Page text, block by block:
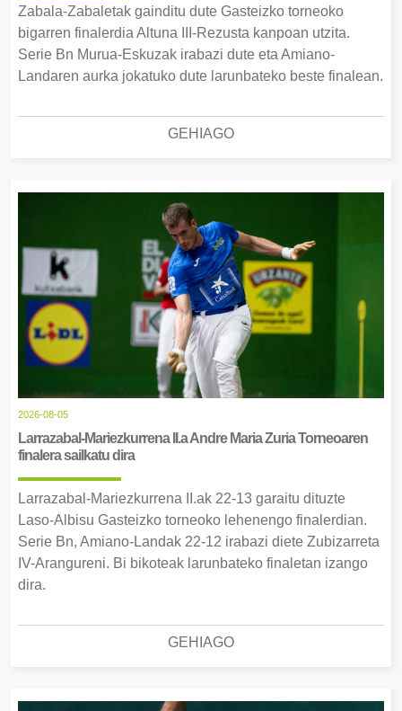
Zabala-Zabaletak gainditu dute Gasteizko torneoko
bigarren finalerdia Altuna III-Rezusta kanpoan utzita.
Serie Bn Murua-Eskuzak irabazi dute eta Amiano-
Landaren aurka jokatuko dute larunbateko beste finalean.
GEHIAGO
2026-08-05
Larrazabal-Mariezkurrena II.a Andre Maria Zuria Torneoaren
finalera sailkatu dira
Larrazabal-Mariezkurrena II.ak 22-13 garaitu dituzte
Laso-Albisu Gasteizko torneoko lehenengo finalerdian.
Serie Bn, Amiano-Landak 22-12 irabazi diete Zubizarreta
IV-Arangureni. Bi bikoteak larunbateko finaletan izango
dira.
GEHIAGO